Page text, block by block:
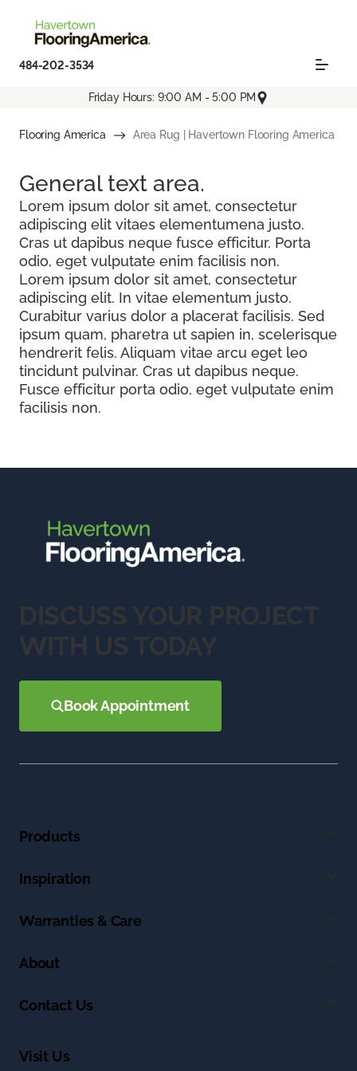
484-202-3534
Friday Hours: 9:00 AM - 5:00 PM
Flooring America Area Rug | Havertown Flooring America
General text area.
Lorem ipsum dolor sit amet, consectetur
adipiscing elit vitaes elementumena justo.
Cras ut dapibus neque fusce efficitur. Porta
odio, eget vulputate enim facilisis non.
Lorem ipsum dolor sit amet, consectetur
adipiscing elit. In vitae elementum justo.
Curabitur varius dolor a placerat facilisis. Sed
ipsum quam, pharetra ut sapien in, scelerisque
hendrerit felis. Aliquam vitae arcu eget leo
tincidunt pulvinar. Cras ut dapibus neque.
Fusce efficitur porta odio, eget vulputate enim
facilisis non.
DISCUSS YOUR PROJECT
WITH US TODAY
Book Appointment
Products
Inspiration
Warranties & Care
About
Contact Us
Visit Us